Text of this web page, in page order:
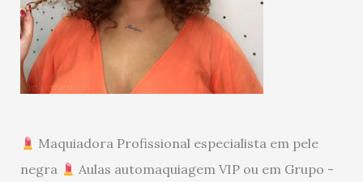
Maquiadora Profissional especialista em pele
negra
Aulas automaquiagem VIP ou em Grupo -